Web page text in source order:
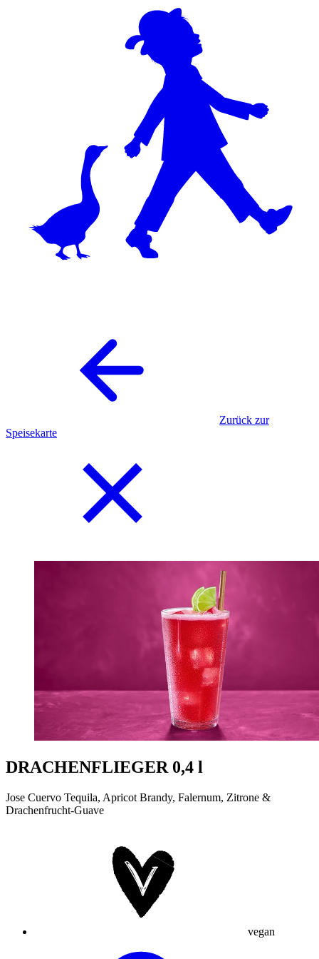
Zurück zur
Speisekarte
DRACHENFLIEGER 0,4 l
Jose Cuervo Tequila, Apricot Brandy, Falernum, Zitrone &
Drachenfrucht-Guave
vegan